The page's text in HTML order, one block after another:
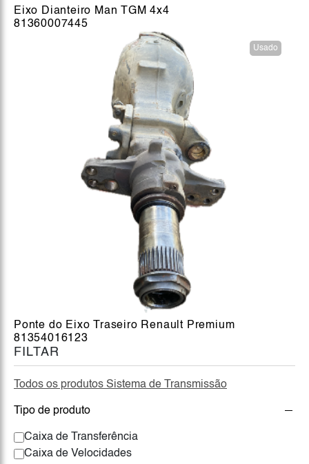
FILTAR
Todos os produtos Sistema de Transmissão
Tipo de produto
Caixa de Transferência
Caixa de Velocidades
Eixo Dianteiro Man TGM 4x4
81360007445
Usado
Ponte do Eixo Traseiro Renault Premium
81354016123